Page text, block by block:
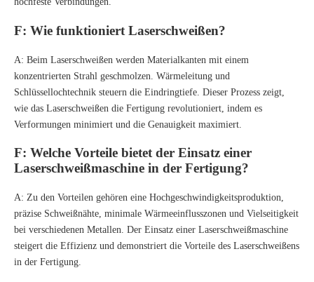
F: Wie funktioniert Laserschweißen?
A: Beim Laserschweißen werden Materialkanten mit einem
konzentrierten Strahl geschmolzen. Wärmeleitung und
Schlüssellochtechnik steuern die Eindringtiefe. Dieser Prozess zeigt,
wie das Laserschweißen die Fertigung revolutioniert, indem es
Verformungen minimiert und die Genauigkeit maximiert.
F: Welche Vorteile bietet der Einsatz einer
Laserschweißmaschine in der Fertigung?
A: Zu den Vorteilen gehören eine Hochgeschwindigkeitsproduktion,
präzise Schweißnähte, minimale Wärmeeinflusszonen und Vielseitigkeit
bei verschiedenen Metallen. Der Einsatz einer Laserschweißmaschine
steigert die Effizienz und demonstriert die Vorteile des Laserschweißens
in der Fertigung.